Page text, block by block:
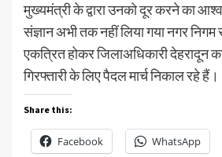
मुख्यमंत्री के द्वारा उनको दूर करने का
संज्ञान अभी तक नहीं लिया गया नगर निगम
एकत्रित होकर जिलाअधिकारी देहरादून
गिरफ्तारी के लिए पैदल मार्च निकाल रहे हैं।
Share this:
Facebook WhatsApp